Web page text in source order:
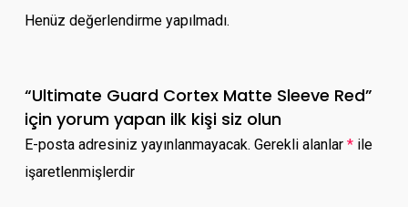
Henüz değerlendirme yapılmadı.
“Ultimate Guard Cortex Matte Sleeve Red”
için yorum yapan ilk kişi siz olun
E-posta adresiniz yayınlanmayacak. Gerekli alanlar *ile
işaretlenmişlerdir